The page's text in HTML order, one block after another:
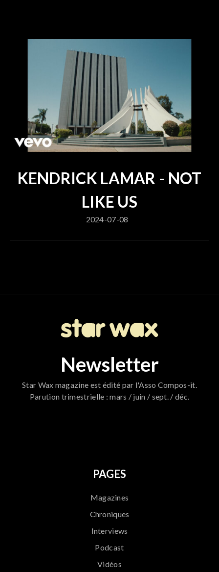
KENDRICK LAMAR - NOT
LIKE US
2024-07-08
Newsletter
Star Wax magazine est édité par l'Asso Compos-it.
Parution trimestrielle : mars / juin / sept. / déc.
PAGES
Magazines
Chroniques
Interviews
Podcast
Vidéos